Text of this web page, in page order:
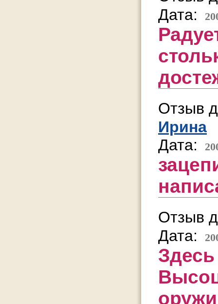
Дата:
Отзыв
Ирина
Дата:
Отзыв
Дата: